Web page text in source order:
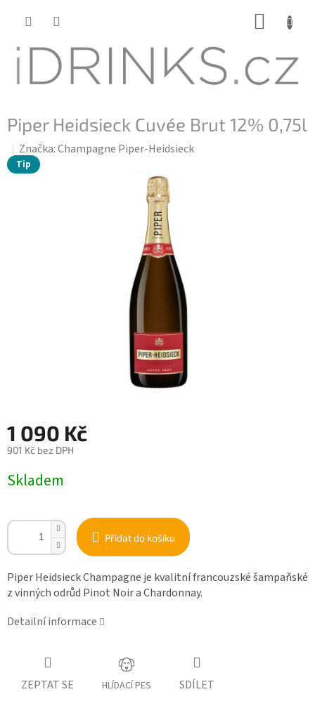
Piper Heidsieck Cuvée Brut 12% 0,75l
Tip
Značka:Champagne Piper-Heidsieck
1 090 Kč
901 Kč bez DPH
cena:
Skladem
Přidat do košíku
Piper Heidsieck Champagne je kvalitní francouzské šampaňské
z vinných odrůd Pinot Noir a Chardonnay.
Detailní informace
ZEPTAT SE HLÍDACÍ PES SDÍLET